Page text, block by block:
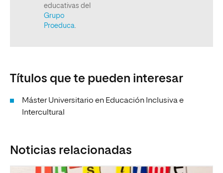
Títulos que te pueden interesar
Máster Universitario en Educación Inclusiva e
Intercultural
Noticias relacionadas